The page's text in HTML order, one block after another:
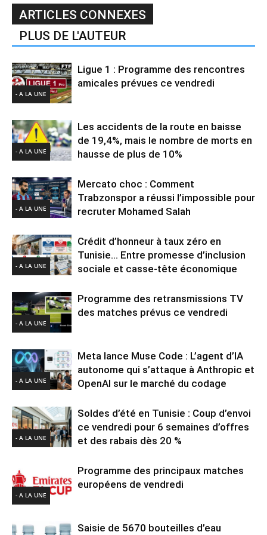
ARTICLES CONNEXES
PLUS DE L'AUTEUR
- A LA UNE
Ligue 1 : Programme des rencontres
amicales prévues ce vendredi
- A LA UNE
Les accidents de la route en baisse
de 19,4%, mais le nombre de morts en
hausse de plus de 10%
- A LA UNE
Mercato choc : Comment
Trabzonspor a réussi l’impossible pour
recruter Mohamed Salah
- A LA UNE
Crédit d’honneur à taux zéro en
Tunisie… Entre promesse d’inclusion
sociale et casse-tête économique
- A LA UNE
Programme des retransmissions TV
des matches prévus ce vendredi
- A LA UNE
Meta lance Muse Code : L’agent d’IA
autonome qui s’attaque à Anthropic et
OpenAI sur le marché du codage
- A LA UNE
Soldes d’été en Tunisie : Coup d’envoi
ce vendredi pour 6 semaines d’offres
et des rabais dès 20 %
- A LA UNE
Programme des principaux matches
européens de vendredi
Saisie de 5670 bouteilles d’eau